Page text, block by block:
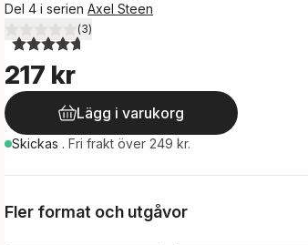
Del 4 i serien Axel Steen
4,7utav 5 stjärnor. Totalt antal röster:
(3)
217 kr
Lägg i varukorg
Skickas . Fri frakt över 249 kr.
Fler format och utgåvor